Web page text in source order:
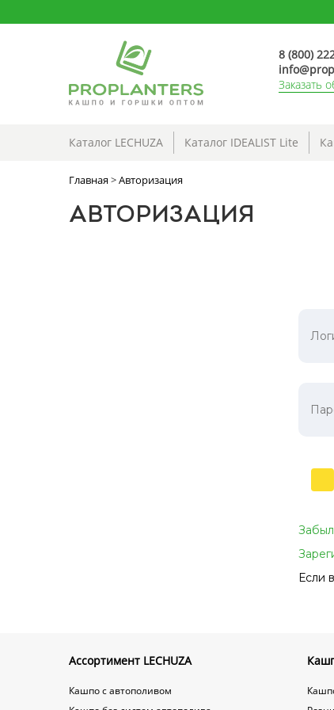
8 (800)
Заказать
Каталог LECHUZA Каталог IDEALIST Lite
Главная>Авторизация
АВТОРИЗАЦИЯ
Если
Ассортимент LECHUZA
Кашпо с автополивом